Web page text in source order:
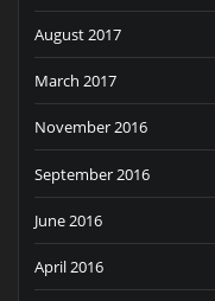
August 2017
March 2017
November 2016
September 2016
June 2016
April 2016